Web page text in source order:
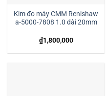
Kim đo máy CMM Renishaw
a-5000-7808 1.0 dài 20mm
₫1,800,000